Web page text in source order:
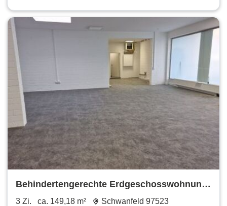
Behindertengerechte Erdgeschosswohnung
in 97523 Schwanfeld zwischen Würzburg
3 Zi. ca. 149,18 m² Schwanfeld 97523